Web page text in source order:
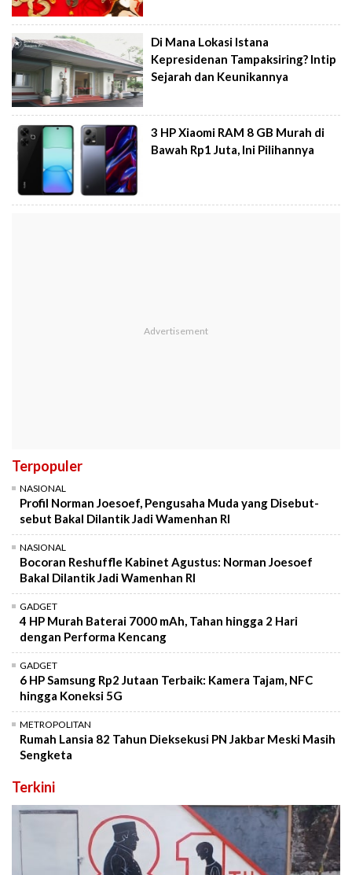
Di Mana Lokasi Istana
Kepresidenan Tampaksiring? Intip
Sejarah dan Keunikannya
3 HP Xiaomi RAM 8 GB Murah di
Bawah Rp1 Juta, Ini Pilihannya
Terpopuler
NASIONAL
Profil Norman Joesoef, Pengusaha Muda yang Disebut-
sebut Bakal Dilantik Jadi Wamenhan RI
NASIONAL
Bocoran Reshuffle Kabinet Agustus: Norman Joesoef
Bakal Dilantik Jadi Wamenhan RI
GADGET
4 HP Murah Baterai 7000 mAh, Tahan hingga 2 Hari
dengan Performa Kencang
GADGET
6 HP Samsung Rp2 Jutaan Terbaik: Kamera Tajam, NFC
hingga Koneksi 5G
METROPOLITAN
Rumah Lansia 82 Tahun Dieksekusi PN Jakbar Meski Masih
Sengketa
Terkini